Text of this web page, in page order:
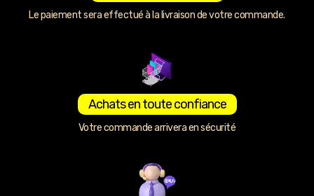
Le paiement sera effectué à la livraison de votre commande.
Achats en toute confiance
Votre commande arrivera en sécurité